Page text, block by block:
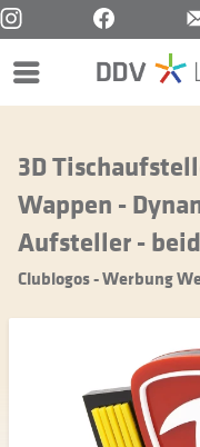
Menü
3D
Wappen -
Aufsteller -
Clublogos - Werbung